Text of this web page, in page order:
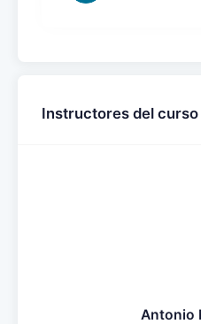
Instructores del curso
Antonio